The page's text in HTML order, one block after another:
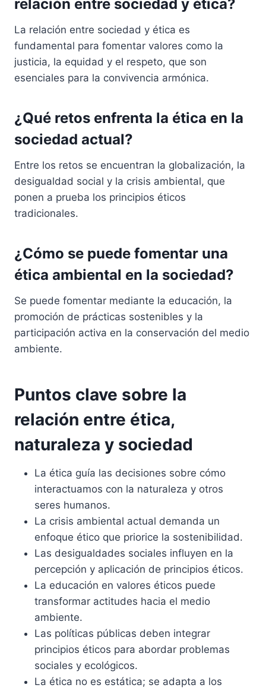
relación entre sociedad y ética?
La relación entre sociedad y ética es
fundamental para fomentar valores como la
justicia, la equidad y el respeto, que son
esenciales para la convivencia armónica.
¿Qué retos enfrenta la ética en la
sociedad actual?
Entre los retos se encuentran la globalización, la
desigualdad social y la crisis ambiental, que
ponen a prueba los principios éticos
tradicionales.
¿Cómo se puede fomentar una
ética ambiental en la sociedad?
Se puede fomentar mediante la educación, la
promoción de prácticas sostenibles y la
participación activa en la conservación del medio
ambiente.
Puntos clave sobre la
relación entre ética,
naturaleza y sociedad
La ética guía las decisiones sobre cómo
interactuamos con la naturaleza y otros
seres humanos.
La crisis ambiental actual demanda un
enfoque ético que priorice la sostenibilidad.
Las desigualdades sociales influyen en la
percepción y aplicación de principios éticos.
La educación en valores éticos puede
transformar actitudes hacia el medio
ambiente.
Las políticas públicas deben integrar
principios éticos para abordar problemas
sociales y ecológicos.
La ética no es estática; se adapta a los